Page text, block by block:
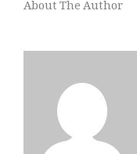
About The Author